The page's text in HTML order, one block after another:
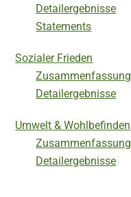
Detailergebnisse
Statements
Sozialer Frieden
Zusammenfassung
Detailergebnisse
Umwelt & Wohlbefinden
Zusammenfassung
Detailergebnisse